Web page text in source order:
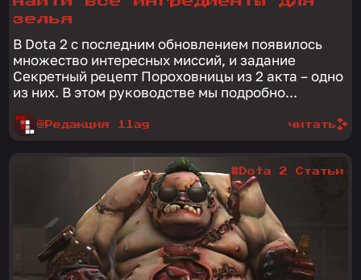
зелья
В Dota 2 с последним обновлением появилось
множество интересных миссий, и задание
Секретный рецепт Пороховницы из 2 акта – одно
из них. В этом руководстве мы подробно...
@Редакция 1lag читать
#Dota 2 Статьи